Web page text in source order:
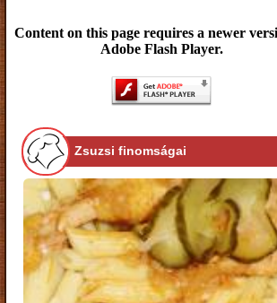
Content on this page requires a newer
Adobe Flash Player.
Zsuzsi finomságai